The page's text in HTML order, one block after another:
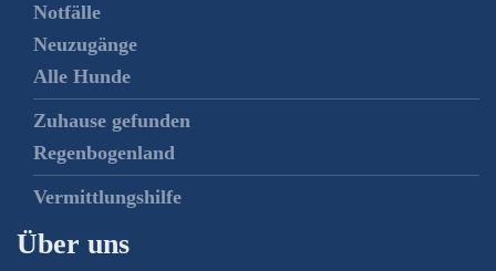
Notfälle
Neuzugänge
Alle Hunde
Zuhause gefunden
Regenbogenland
Vermittlungshilfe
Über uns